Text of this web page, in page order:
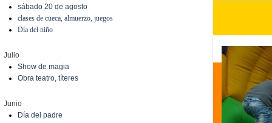
sábado 20 de agosto
clases de cueca, almuerzo, juegos
Día del niño
Julio
Show de magia
Obra teatro, títeres
Junio
Día del padre